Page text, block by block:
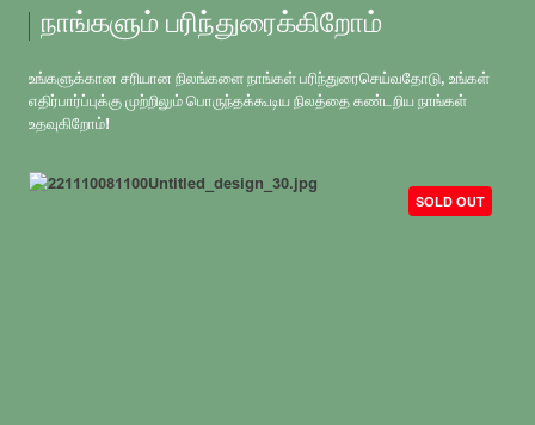
நாங்களும் பரிந்துரைக்கிறோம்
உங்களுக்கான சரியான நிலங்களை நாங்கள் பரிந்துரைசெய்வதோடு, உங்கள்
எதிர்பார்ப்புக்கு முற்றிலும் பொருந்தக்கூடிய நிலத்தை கண்டறிய நாங்கள்
உதவுகிறோம்!
SOLD OUT